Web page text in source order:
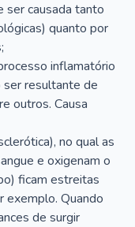
ser causada tanto
quanto por
inflamatório
ser resultante de
outros. Causa
no qual as
e oxigenam o
ficam estreitas
exemplo. Quando
de surgir